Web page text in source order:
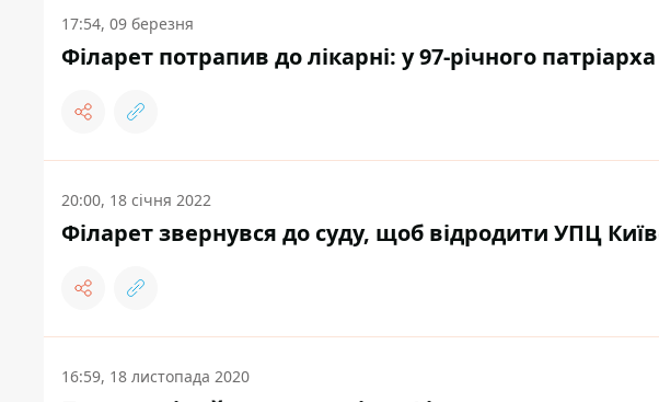
17:54, 09 березня
Філарет потрапив до лікарні: у 97-річного
20:00, 18 січня 2022
Філарет звернувся до суду, щоб відродити УПЦ
16:59, 18 листопада 2020